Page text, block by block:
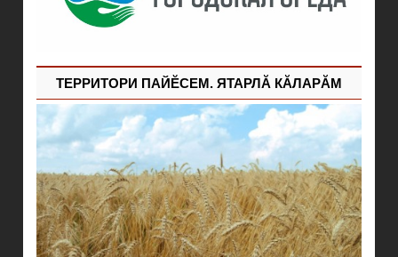
ТЕРРИТОРИ ПАЙĔСЕМ. ЯТАРЛĂ КĂЛАРĂМ